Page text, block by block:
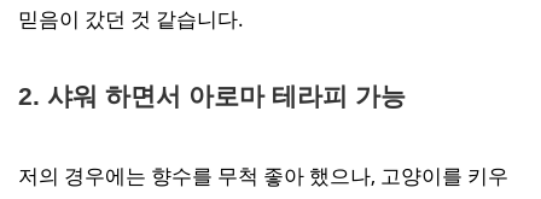
믿음이 갔던 것 같습니다.
2. 샤워 하면서 아로마 테라피 가능
저의 경우에는 향수를 무척 좋아 했으나, 고양이를 키우